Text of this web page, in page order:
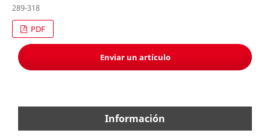
289-318
PDF
Enviar un artículo
Información